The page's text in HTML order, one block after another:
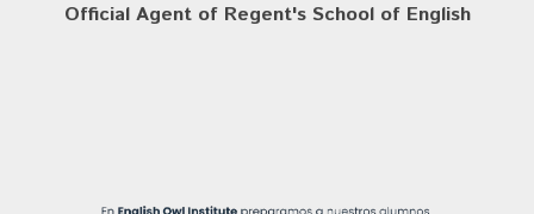
Official Agent of Regent's School of English